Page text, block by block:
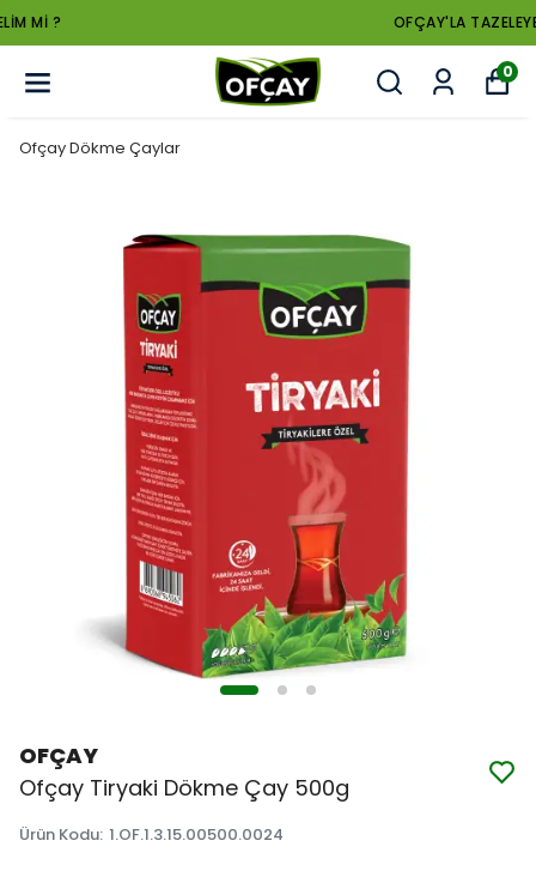
0
Ofçay Dökme Çaylar
OFÇAY
Ofçay Tiryaki Dökme Çay 500g
Ürün Kodu: 1.OF.1.3.15.00500.0024